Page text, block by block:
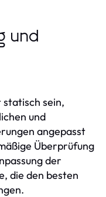
und
sein,
und
angepasst
Überprüfung
der
die den besten